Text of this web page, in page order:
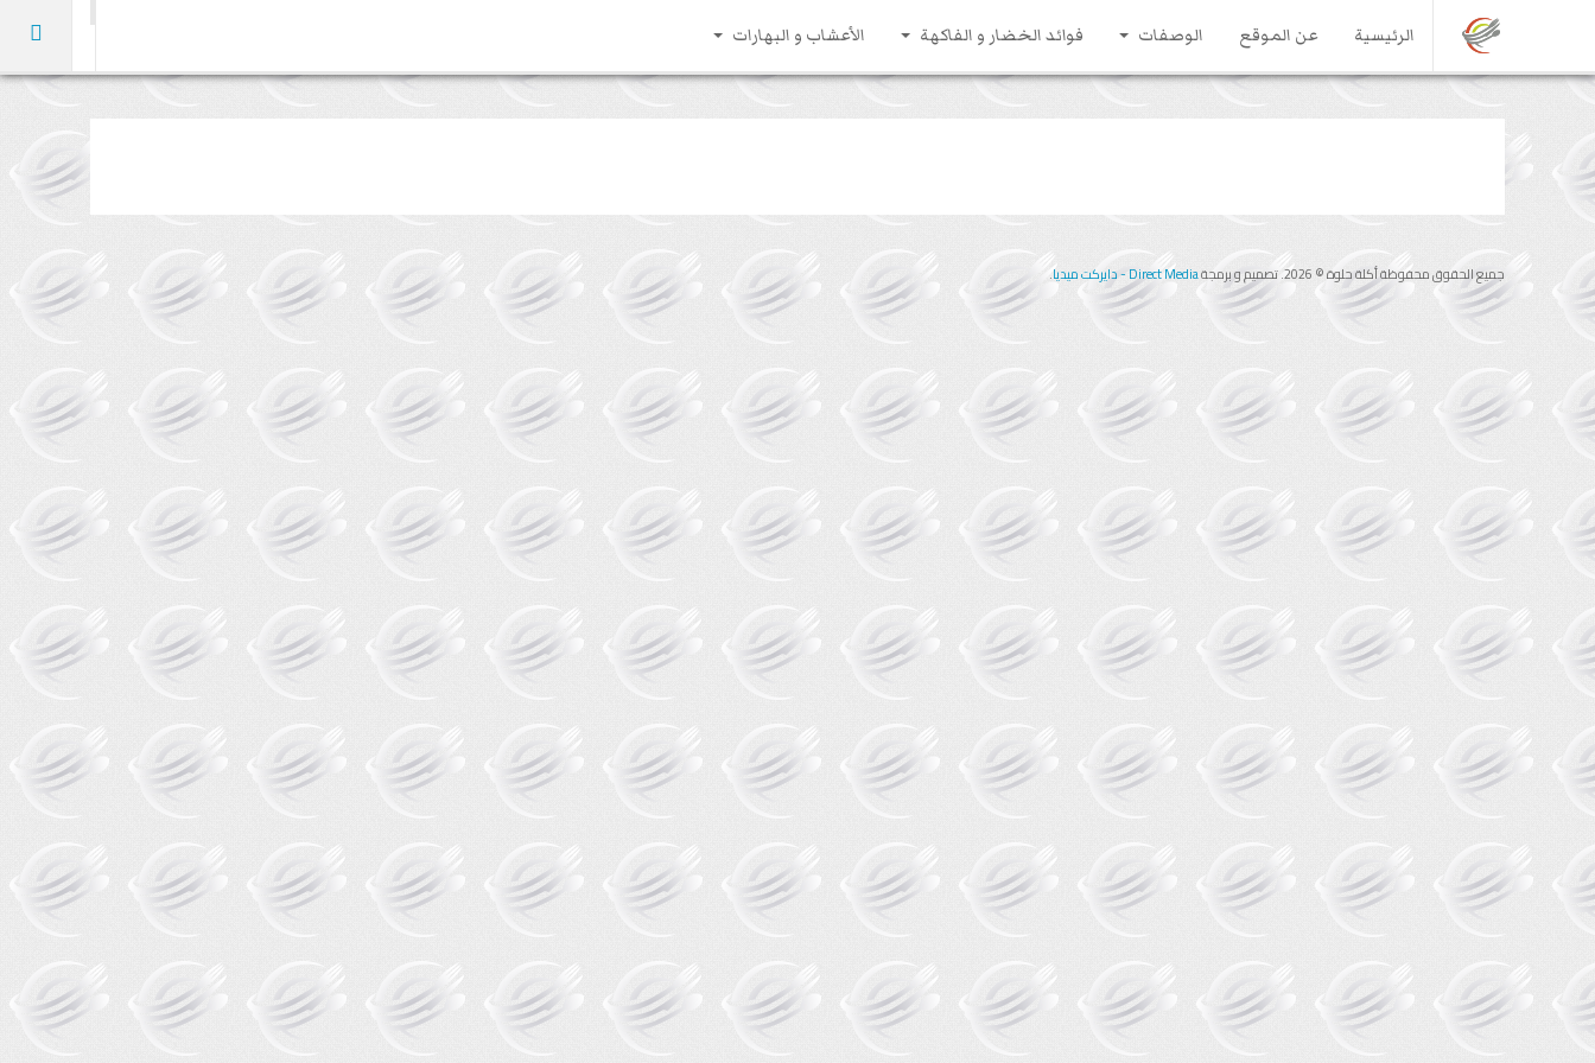
الرئيسية عن الموقع الوصفات فوائد الخضار و الفاكهة الأعشاب و البهارات
جميع الحقوق محفوظة أكلة حلوة © 2026. تصميم و برمجة Direct Media - دايركت ميديا .